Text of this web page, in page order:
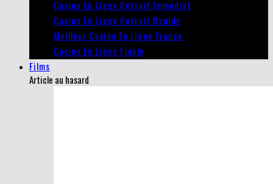
Casino En Ligne Retrait Immédiat
Casino En Ligne Retrait Rapide
Meilleur Casino En Ligne France
Casino En Ligne Fiable
Films
Article au hasard